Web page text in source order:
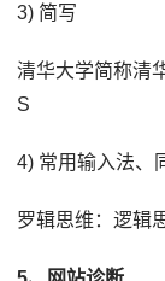
3) 简写
清华大学简称清
S
4) 常用输入法、
罗辑思维：逻辑